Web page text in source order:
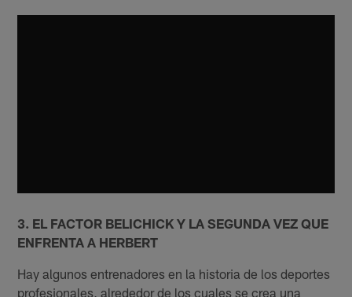
3. EL FACTOR BELICHICK Y LA SEGUNDA VEZ QUE
ENFRENTA A HERBERT
Hay algunos entrenadores en la historia de los deportes
profesionales, alrededor de los cuales se crea una